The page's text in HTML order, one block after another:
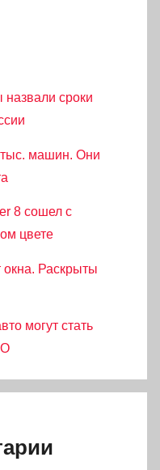
сроки
тыс. машин. Они
8 сошел с
цвете
окна. Раскрыты
могут стать